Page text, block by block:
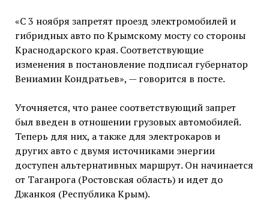
«С 3 ноября запретят проезд электромобилей и
гибридных авто по Крымскому мосту со стороны
Краснодарского края. Соответствующие
изменения в постановление подписал губернатор
Вениамин Кондратьев», — говорится в посте.
Уточняется, что ранее соответствующий запрет
был введен в отношении грузовых автомобилей.
Теперь для них, а также для электрокаров и
других авто с двумя источниками энергии
доступен альтернативных маршрут. Он начинается
от Таганрога (Ростовская область) и идет до
Джанкоя (Республика Крым).